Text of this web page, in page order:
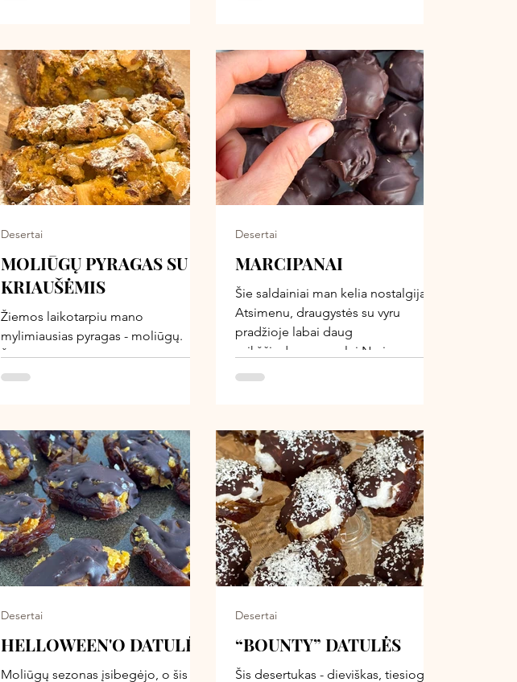
Paprastas, greitai pagaminamas
užkandis, kurį visada gera turėti
šaldytuve.
arbatos, cikorijų kavos ar kaip
greitas energijos užkandis dienos
metu.
MOLIŪGŲ PYRAGAS SU
KRIAUŠĖMIS
Žiemos laikotarpiu mano
mylimiausias pyragas - moliūgų.
Švelnus, jaukus, šildantis. Aš jį galiu
valgyti kasdien, ir jis man
gimė nauja Moliūgų pyrago versija
su kriaušėmis! Į tešlą įpyniau
sultingų kriaušių gabalėlius ir
trupučio juodo šokolado. Ir žinot
ką? Gavosi nuostabus pyragas!
Drėgnas viduje, lengvai karamelinis,
su maloniai traškiais šokolado
gabaliukais. Tikras žiemos desertas,
kuris ir maistingas, be
Desertai
MARCIPANAI
Šie saldainiai man kelia nostalgiją!
Atsimenu, draugystės su vyru
pradžioje labai daug
vaikščiodavome palei Nerį,
pasiimdavom termosą arbatos ar
ištraukdavo mažą marcipaninių
saldainukų dėžutę. Atsimenu, toje
dėžutėje būdavo šeši saldainiai,
juos taupydavom, valgydavom iš
lėto, nes labai jau brangūs būdavo :)
Na, o kai šiuos sadainukus
pagaminau, nuo pirmo kąsnio jie
mane nunešė atgal į tuos
pasimatymus, kurie
Desertai
HELLOWEEN'O DATULĖS
Moliūgų sezonas įsibegėjo, o šis
Desertai
“BOUNTY” DATULĖS
Šis desertukas - dieviškas, tiesiog
Desertai